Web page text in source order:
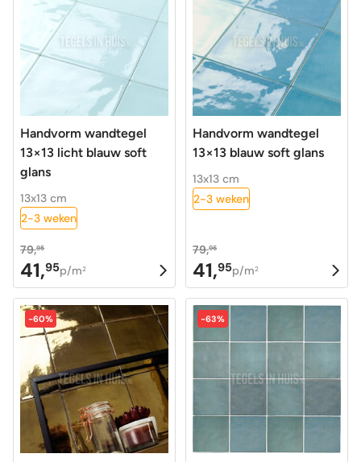
Handvorm wandtegel
13×13 licht blauw soft
glans
13x13 cm
2-3 weken
79,95
Oorspronkelijke
prijs
was:
79,95.
41,95
Huidige
prijs
is:
41,95.
p/m2
Handvorm wandtegel
13×13 blauw soft glans
13x13 cm
2-3 weken
79,95
Oorspronkelijke
prijs
was:
79,95.
41,95
Huidige
prijs
is:
41,95.
p/m2
-60% -63%